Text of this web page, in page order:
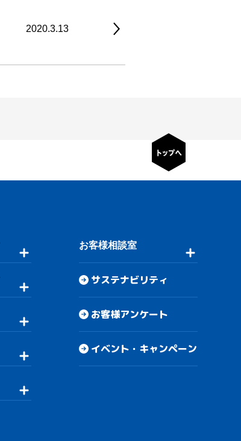
2020.3.13
お客様相談室
サステナビリティ
お客様アンケート
イベント・キャンペーン